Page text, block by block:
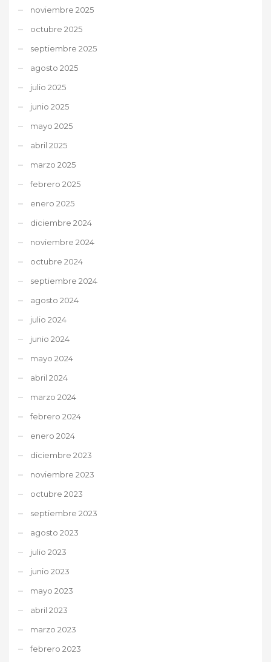
noviembre 2025
octubre 2025
septiembre 2025
agosto 2025
julio 2025
junio 2025
mayo 2025
abril 2025
marzo 2025
febrero 2025
enero 2025
diciembre 2024
noviembre 2024
octubre 2024
septiembre 2024
agosto 2024
julio 2024
junio 2024
mayo 2024
abril 2024
marzo 2024
febrero 2024
enero 2024
diciembre 2023
noviembre 2023
octubre 2023
septiembre 2023
agosto 2023
julio 2023
junio 2023
mayo 2023
abril 2023
marzo 2023
febrero 2023